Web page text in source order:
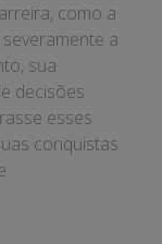
como a
a
sua
decisões
esses
conquistas